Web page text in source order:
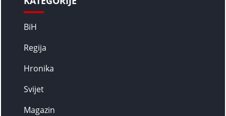
BiH
Regija
Hronika
Svijet
Magazin